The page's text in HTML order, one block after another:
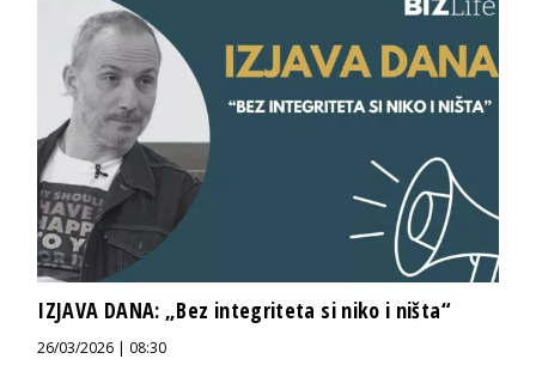
IZJAVA DANA: „Bez integriteta si niko i ništa“
26/03/2026 | 08:30